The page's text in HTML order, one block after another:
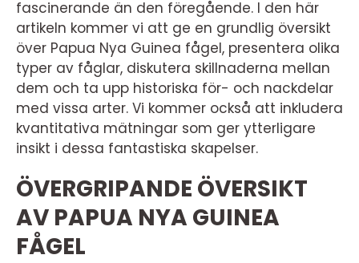
fascinerande än den föregående. I den här
artikeln kommer vi att ge en grundlig översikt
över Papua Nya Guinea fågel, presentera olika
typer av fåglar, diskutera skillnaderna mellan
dem och ta upp historiska för- och nackdelar
med vissa arter. Vi kommer också att inkludera
kvantitativa mätningar som ger ytterligare
insikt i dessa fantastiska skapelser.
ÖVERGRIPANDE ÖVERSIKT
AV PAPUA NYA GUINEA
FÅGEL